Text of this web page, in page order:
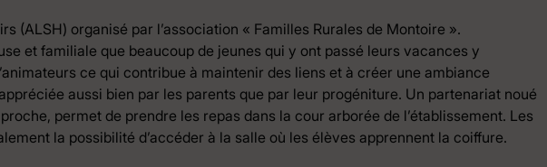
(ALSH) organisé par l’association « Familles Rurales de Montoire ».
et familiale que beaucoup de jeunes qui y ont passé leurs vacances y
ce qui contribue à maintenir des liens et à créer une ambiance
aussi bien par les parents que par leur progéniture. Un partenariat noué
permet de prendre les repas dans la cour arborée de l’établissement. Les
la possibilité d’accéder à la salle où les élèves apprennent la coiffure.